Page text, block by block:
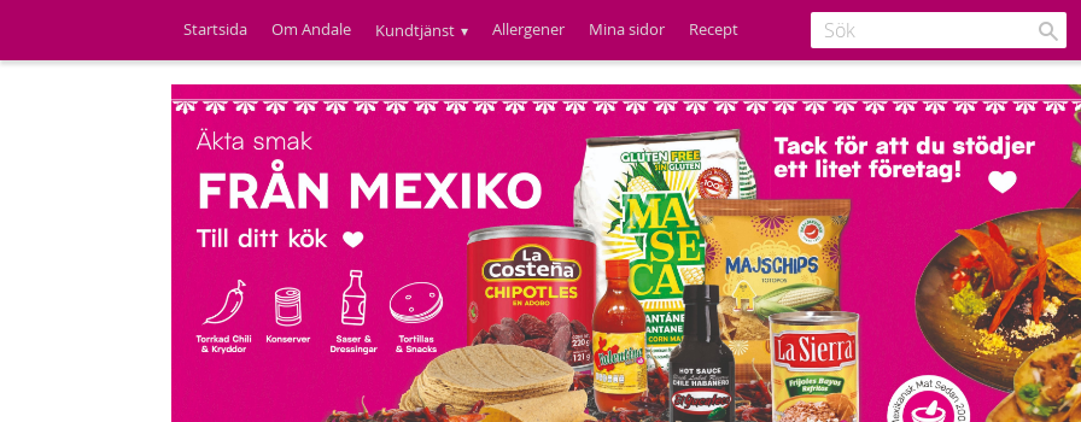
Startsida Om Andale Kundtjänst Allergener Mina sidor Recept